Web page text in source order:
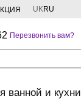
UKRU
Перезвонить вам?
ванной и кухни